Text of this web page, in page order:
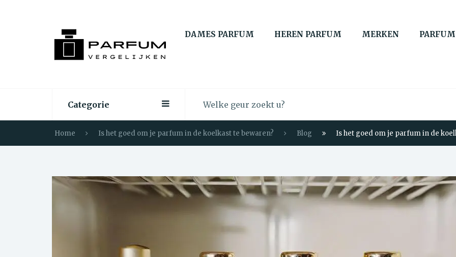
DAMES PARFUM HEREN PARFUM MERKEN
Categorie
Home Is het goed om je parfum in de koelkast te bewaren? Blog Is het goed om je parfum in de